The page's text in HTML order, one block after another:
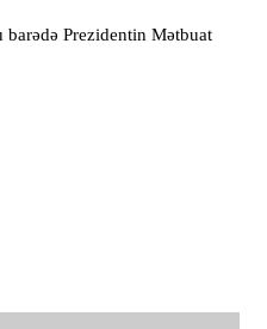
Prezidentin Mətbuat